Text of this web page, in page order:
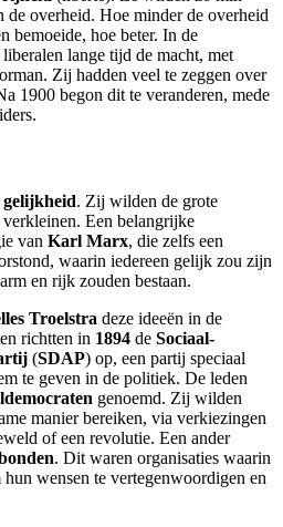
de overheid. Hoe minder de overheid
bemoeide, hoe beter. In de
lange tijd de macht, met
Zij hadden veel te zeggen over
1900 begon dit te veranderen, mede
gelijkheid. Zij wilden de grote
Een belangrijke
van Karl Marx, die zelfs een
waarin iedereen gelijk zou zijn
en rijk zouden bestaan.
Troelstra deze ideeën in de
richtten in 1894 de Sociaal-
(SDAP) op, een partij speciaal
te geven in de politiek. De leden
genoemd. Zij wilden
manier bereiken, via verkiezingen
of een revolutie. Een ander
. Dit waren organisaties waarin
wensen te vertegenwoordigen en